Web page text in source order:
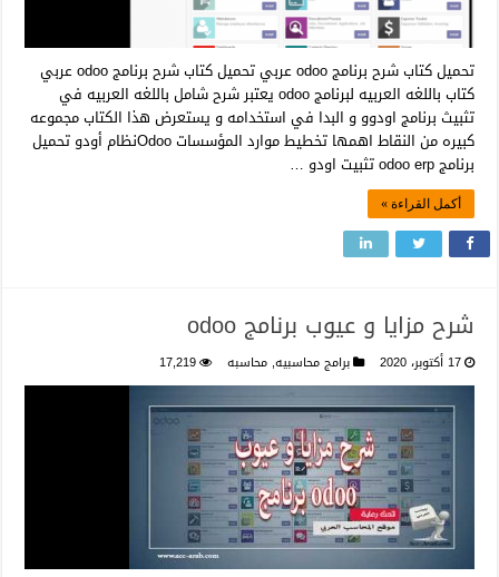
تحميل كتاب شرح برنامج odoo عربي تحميل كتاب شرح برنامج odoo عربي
كتاب باللغه العربيه لبرنامج odoo يعتبر شرح شامل باللغه العربيه في
تثبيث برنامج اودوو و البدا في استخدامه و يستعرض هذا الكتاب مجموعه
كبيره من النقاط اهمها تخطيط موارد المؤسسات Odooنظام أودو تحميل
برنامج odoo erp تثبيت اودو …
أكمل القراءة »
شرح مزايا و عيوب برنامج odoo
17 أكتوبر، 2020 برامج محاسبيه, محاسبه 17,219